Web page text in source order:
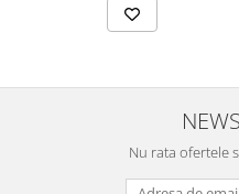
Nu rata ofertele